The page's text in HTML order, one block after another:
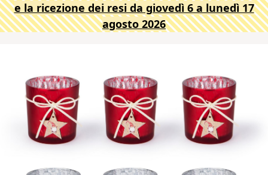
e la ricezione dei resi da giovedì 6 a lunedì 17
agosto 2026